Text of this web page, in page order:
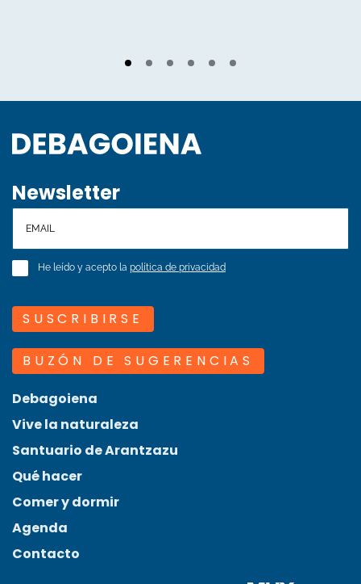
Newsletter
He leído y acepto la política de privacidad
SUSCRIBIRSE
BUZÓN DE SUGERENCIAS
Debagoiena
Vive la naturaleza
Santuario de Arantzazu
Qué hacer
Comer y dormir
Agenda
Contacto